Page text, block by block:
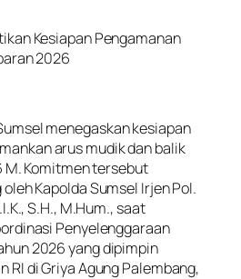
Kesiapan Pengamanan
2026
menegaskan kesiapan
arus mudik dan balik
M. Komitmen tersebut
Kapolda Sumsel Irjen Pol.
S.H., M.Hum., saat
Penyelenggaraan
2026 yang dipimpin
RI di Griya Agung Palembang,